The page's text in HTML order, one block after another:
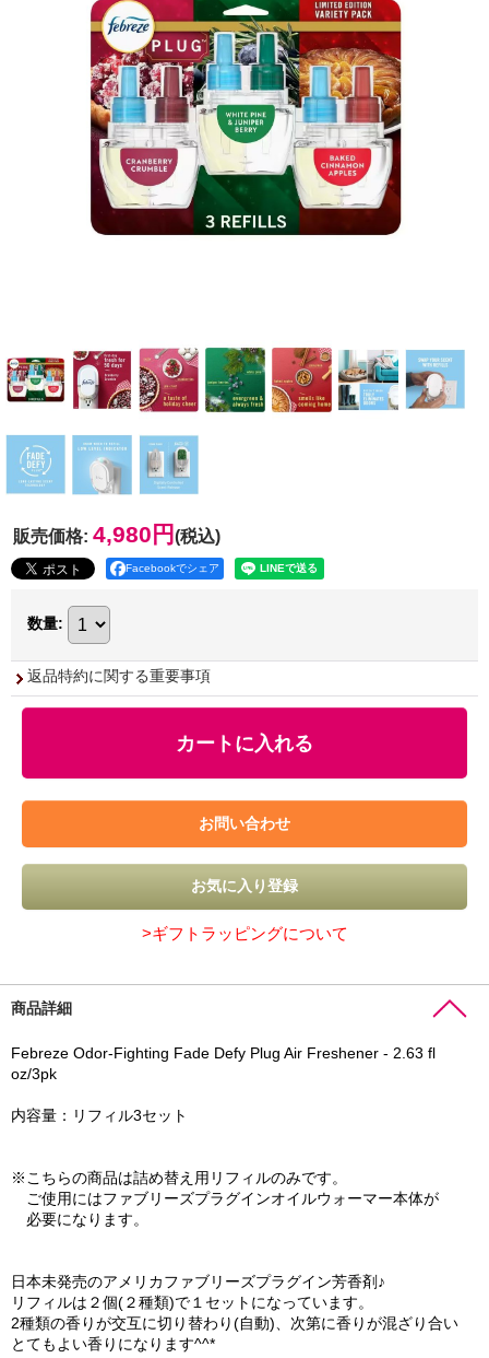
販売価格: 4,980円 (税込)
Facebookでシェア
数量:
返品特約に関する重要事項
>ギフトラッピングについて
商品詳細
Febreze Odor-Fighting Fade Defy Plug Air Freshener - 2.63 fl
oz/3pk
内容量：リフィル3セット
※こちらの商品は詰め替え用リフィルのみです。
ご使用にはファブリーズプラグインオイルウォーマー本体が
必要になります。
日本未発売のアメリカファブリーズプラグイン芳香剤♪
リフィルは２個(２種類)で１セットになっています。
2種類の香りが交互に切り替わり(自動)、次第に香りが混ざり合い
とてもよい香りになります^^*